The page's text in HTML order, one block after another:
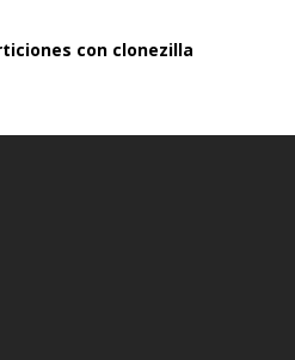
con clonezilla